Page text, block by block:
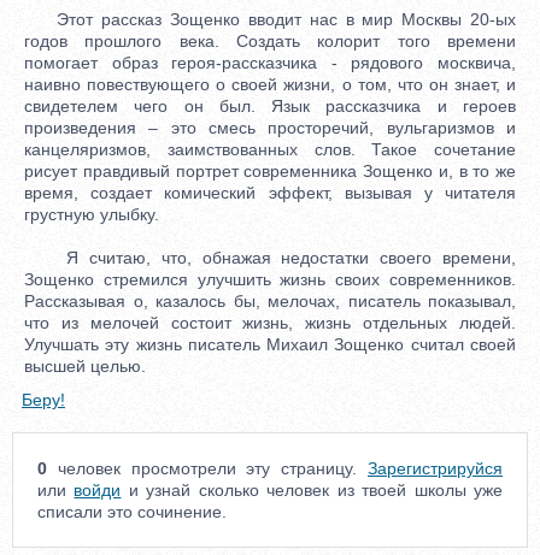
Этот рассказ Зощенко вводит нас в мир Москвы 20-ых
годов прошлого века. Создать колорит того времени
помогает образ героя-рассказчика - рядового москвича,
наивно повествующего о своей жизни, о том, что он знает, и
свидетелем чего он был. Язык рассказчика и героев
произведения – это смесь просторечий, вульгаризмов и
канцеляризмов, заимствованных слов. Такое сочетание
рисует правдивый портрет современника Зощенко и, в то же
время, создает комический эффект, вызывая у читателя
грустную улыбку.
Я считаю, что, обнажая недостатки своего времени,
Зощенко стремился улучшить жизнь своих современников.
Рассказывая о, казалось бы, мелочах, писатель показывал,
что из мелочей состоит жизнь, жизнь отдельных людей.
Улучшать эту жизнь писатель Михаил Зощенко считал своей
высшей целью.
Беру!
0 человек просмотрели эту страницу. Зарегистрируйся
или войди и узнай сколько человек из твоей школы уже
списали это сочинение.